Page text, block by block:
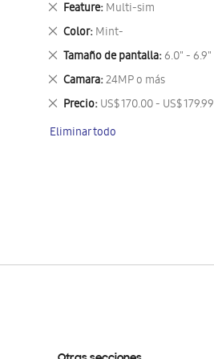
Feature Multi-sim
Eliminar
este
artículo
Color Mint-
Eliminar
este
artículo
Tamaño de pantalla 6.0" - 6.9"
Eliminar
este
artículo
Camara 24MP o más
Eliminar
este
artículo
Precio US$ 170.00 - US$ 179.99
Eliminar
artículo
Eliminar todo